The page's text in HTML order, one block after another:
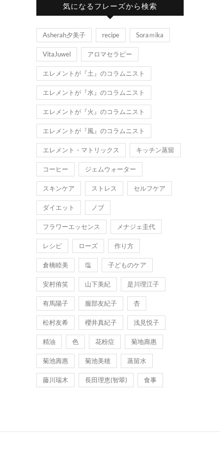
気になるフレーズから検索
Asherah夕美子 recipe Soraｍika
VitaJuwel アロマセラピー
エレメントが『土』のコラムニスト
エレメントが『水』のコラムニスト
エレメントが『火』のコラムニスト
エレメントが『風』のコラムニスト
エレメント・マトリックス キッチン蒸留
コーヒー ジェムウォーター
スキンケア ストレス セルフケア
ダイエット ノブ
フラワーエッセンス メナジェ圭代
レシピ ローズ 作り方
倉橋睦美 塩 子どものケア
安村侑笑 山下美紀 是川理江子
有馬陽子 服部友紀子 杏
松村友希 櫻井真紀子 浅見悦子
精油 色 花粉症 菊地壽惠
菊池壽惠 菊池美穂 蒸留水
藤川瑞木 長田理恵(智翠) 食事